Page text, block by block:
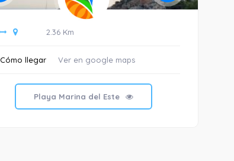
2.36 Km
Cómo llegar Ver en google maps
Playa Marina del Este